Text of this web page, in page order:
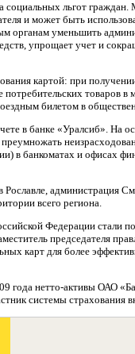
льгот
и может быть
органам уменьшить
упрощает учет и
картой: при
товаров в
билетом в
в банке «Уралсиб». На
в банкоматах и офисах
администрация
всего региона.
Федерации стали
председателя
карт для более
года нетто-активы ОАО
системы страхования